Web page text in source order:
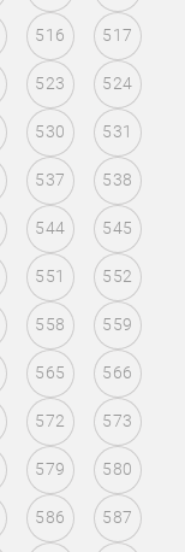
516 517
523 524
530 531
537 538
544 545
551 552
558 559
565 566
572 573
579 580
586 587